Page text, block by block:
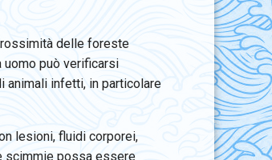
delle foreste
uomo può verificarsi
animali infetti, in particolare
lesioni, fluidi corporei,
scimmie possa essere